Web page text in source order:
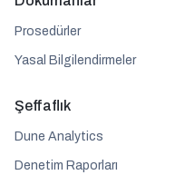
Prosedürler
Yasal Bilgilendirmeler
Şeffaflık
Dune Analytics
Denetim Raporları